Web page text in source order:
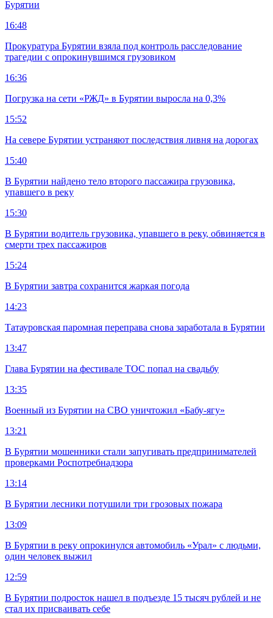
Бурятии
16:48
Прокуратура Бурятии взяла под контроль расследование
трагедии с опрокинувшимся грузовиком
16:36
Погрузка на сети «РЖД» в Бурятии выросла на 0,3%
15:52
На севере Бурятии устраняют последствия ливня на дорогах
15:40
В Бурятии найдено тело второго пассажира грузовика,
упавшего в реку
15:30
В Бурятии водитель грузовика, упавшего в реку, обвиняется в
смерти трех пассажиров
15:24
В Бурятии завтра сохранится жаркая погода
14:23
Татауровская паромная переправа снова заработала в Бурятии
13:47
Глава Бурятии на фестивале ТОС попал на свадьбу
13:35
Военный из Бурятии на СВО уничтожил «Бабу-ягу»
13:21
В Бурятии мошенники стали запугивать предпринимателей
проверками Роспотребнадзора
13:14
В Бурятии лесники потушили три грозовых пожара
13:09
В Бурятии в реку опрокинулся автомобиль «Урал» с людьми,
один человек выжил
12:59
В Бурятии подросток нашел в подъезде 15 тысяч рублей и не
стал их присваивать себе